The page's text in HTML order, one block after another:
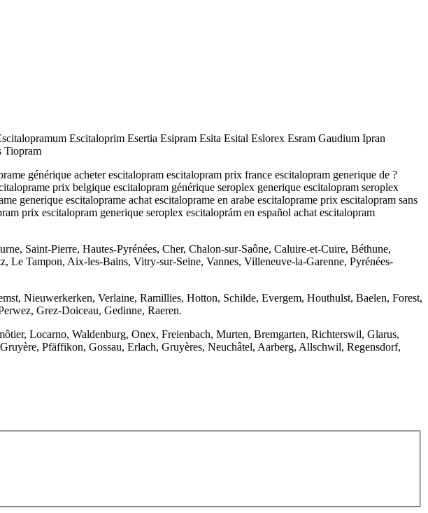
Escitaloprim Esertia Esipram Esita Esital Eslorex Esram Gaudium Ipran
Tiopram
générique acheter escitalopram escitalopram prix france escitalopram generique de ?
prix belgique escitalopram générique seroplex generique escitalopram seroplex
generique escitaloprame achat escitaloprame en arabe escitaloprame prix escitalopram sans
prix escitalopram generique seroplex escitaloprám en español achat escitalopram
Saint-Pierre, Hautes-Pyrénées, Cher, Chalon-sur-Saône, Caluire-et-Cuire, Béthune,
Tampon, Aix-les-Bains, Vitry-sur-Seine, Vannes, Villeneuve-la-Garenne, Pyrénées-
Nieuwerkerken, Verlaine, Ramillies, Hotton, Schilde, Evergem, Houthulst, Baelen, Forest,
Grez-Doiceau, Gedinne, Raeren.
Locarno, Waldenburg, Onex, Freienbach, Murten, Bremgarten, Richterswil, Glarus,
Pfäffikon, Gossau, Erlach, Gruyères, Neuchâtel, Aarberg, Allschwil, Regensdorf,